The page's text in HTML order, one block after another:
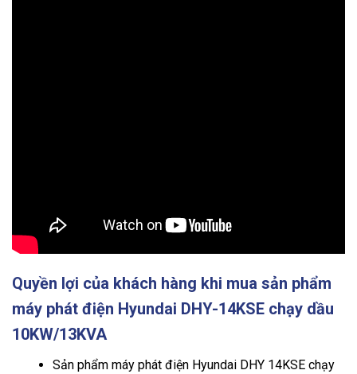
Quyền lợi của khách hàng khi mua sản phẩm
máy phát điện Hyundai DHY-14KSE chạy dầu
10KW/13KVA
Sản phẩm máy phát điện Hyundai DHY 14KSE chạy